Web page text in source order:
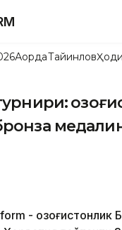
АқордаТайинлов
- Қозоғистонлик